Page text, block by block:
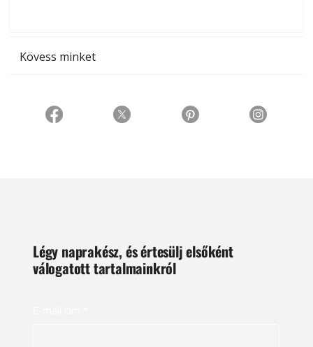
Kövess minket
Légy naprakész, és értesülj elsőként
válogatott tartalmainkról